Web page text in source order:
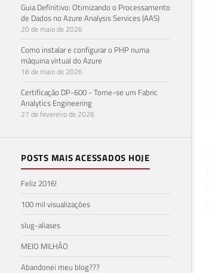
Guia Definitivo: Otimizando o Processamento
de Dados no Azure Analysis Services (AAS)
20 de maio de 2026
Como instalar e configurar o PHP numa
máquina virtual do Azure
18 de maio de 2026
Certificação DP-600 - Torne-se um Fabric
Analytics Engineering
27 de fevereiro de 2026
POSTS MAIS ACESSADOS HOJE
Feliz 2016!
100 mil visualizações
slug-aliases
MEIO MILHÃO
Abandonei meu blog???